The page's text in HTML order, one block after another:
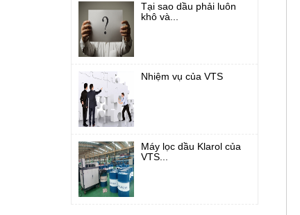
Tại sao dầu phải luôn
khô và...
Nhiệm vụ của VTS
Máy lọc dầu Klarol của
VTS...